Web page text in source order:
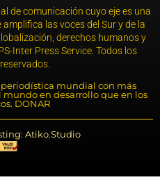
de comunicación cuyo eje es una
las voces del Sur y de la
derechos humanos y
Inter Press Service. Todos los
mundial con más
mundo en desarrollo que en los
DONAR
Atiko.Studio